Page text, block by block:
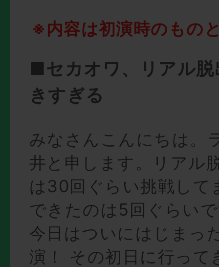
※内容は初演時のもの
■セカオワ、リアル脱
きすぎる
みなさんこんにちは。
井と申します。リアル
は30回ぐらい挑戦して
できたのは5回ぐらい
今日はついにはじまっ
演！ その初日に行って